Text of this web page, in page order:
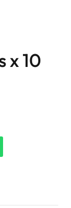
x 10